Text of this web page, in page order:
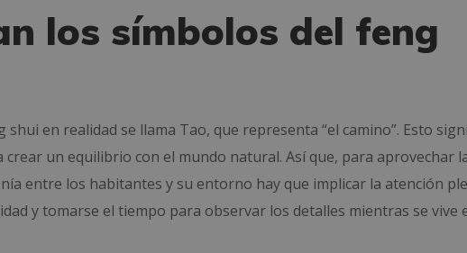
los símbolos del feng
en realidad se llama Tao, que representa “el camino”. Esto
un equilibrio con el mundo natural. Así que, para aprovechar
entre los habitantes y su entorno hay que implicar la atención
y tomarse el tiempo para observar los detalles mientras se vive